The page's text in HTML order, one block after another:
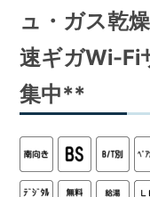
不
動
産
ュ・ガス乾
速ギガWi-
集中**